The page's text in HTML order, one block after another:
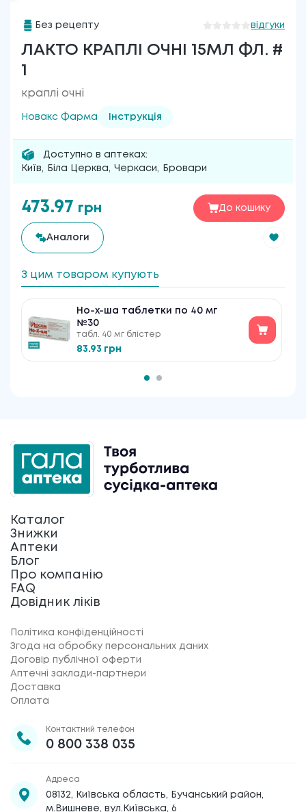
Без рецепту відгуки
ЛАКТО КРАПЛІ ОЧНІ 15МЛ ФЛ. #
1
краплі очні
Новакс Фарма Інструкція
Доступно в аптеках:
Київ, Біла Церква, Черкаси, Бровари
473.97 грн До кошику
Аналоги
З цим товаром купують
Но-х-ша таблетки по 40 мг
№30
табл. 40 мг блістер
83.93 грн
Каталог
Знижки
Аптеки
Блог
Про компанію
FAQ
Довідник ліків
Політика конфіденційності
Згода на обробку персональних даних
Договір публічної оферти
Аптечні заклади-партнери
Доставка
Оплата
Контактний телефон
0 800 338 035
Адреса
08132, Київська область, Бучанський район,
м.Вишневе, вул.Київська, 6